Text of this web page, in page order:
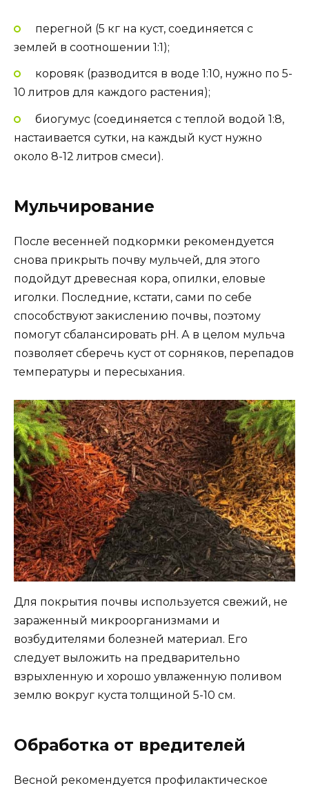
перегной (5 кг на куст, соединяется с
землей в соотношении 1:1);
коровяк (разводится в воде 1:10, нужно по 5-
10 литров для каждого растения);
биогумус (соединяется с теплой водой 1:8,
настаивается сутки, на каждый куст нужно
около 8-12 литров смеси).
Мульчирование
После весенней подкормки рекомендуется
снова прикрыть почву мульчей, для этого
подойдут древесная кора, опилки, еловые
иголки. Последние, кстати, сами по себе
способствуют закислению почвы, поэтому
помогут сбалансировать рН. А в целом мульча
позволяет сберечь куст от сорняков, перепадов
температуры и пересыхания.
Для покрытия почвы используется свежий, не
зараженный микроорганизмами и
возбудителями болезней материал. Его
следует выложить на предварительно
взрыхленную и хорошо увлаженную поливом
землю вокруг куста толщиной 5-10 см.
Обработка от вредителей
Весной рекомендуется профилактическое